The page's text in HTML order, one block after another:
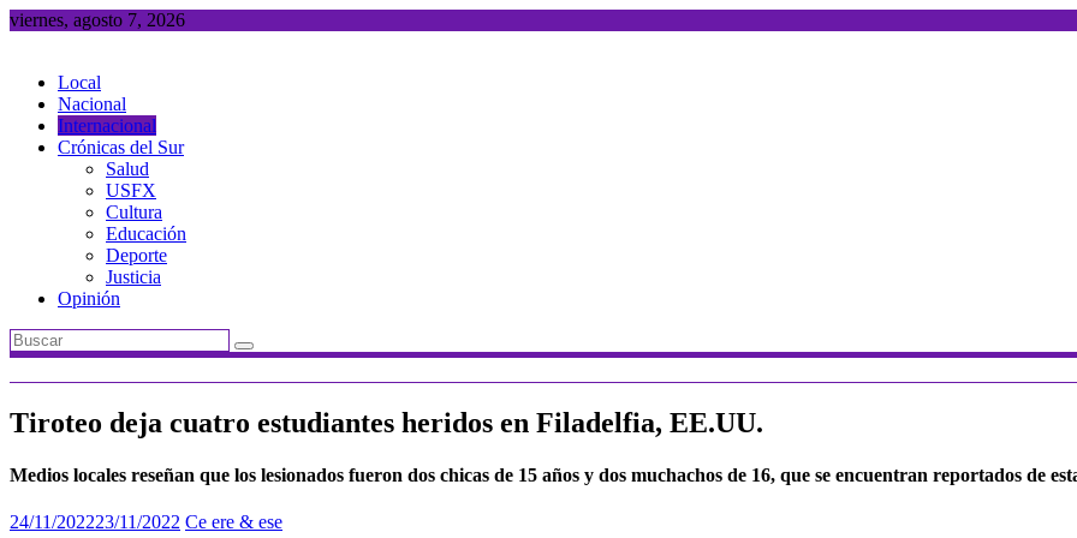
Saltar
viernes, agosto 7, 2026
Local
Nacional
Internacional
Crónicas del Sur
Salud
USFX
Cultura
Educación
Deporte
Justicia
Opinión
Tiroteo deja cuatro estudiantes heridos en Filadelfia, EE.UU.
Medios locales reseñan que los lesionados fueron dos chicas de 15 años y dos muchachos de 16, que se encuentran reportados de
24/11/202223/11/2022 Ce ere & ese